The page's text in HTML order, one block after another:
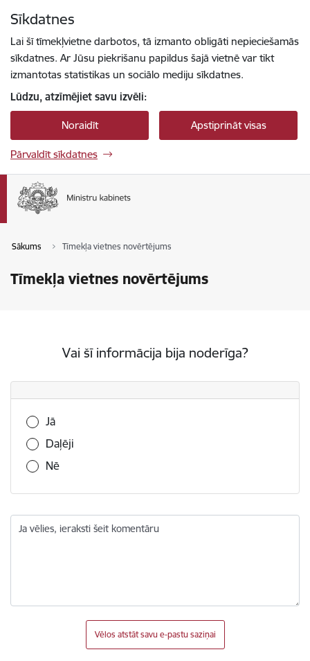
Sīkdatnes
Lai šī tīmekļvietne darbotos, tā izmanto obligāti nepieciešamās
sīkdatnes. Ar Jūsu piekrišanu papildus šajā vietnē var tikt
izmantotas statistikas un sociālo mediju sīkdatnes.
Lūdzu, atzīmējiet savu izvēli:
Noraidīt Apstiprināt visas
Pārvaldīt sīkdatnes
Sākums Tīmekļa vietnes novērtējums
Tīmekļa vietnes novērtējums
Vai šī informācija bija noderīga?
Vai šī informācija bija noderīga?
Jā
Daļēji
Nē
Ja vēlies, ieraksti šeit komentāru
Vēlos atstāt savu e-pastu saziņai